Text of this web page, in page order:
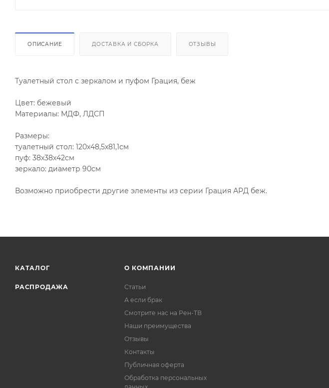
ОПИСАНИЕ ДОСТАВКА И СБОРКА ОТЗЫВЫ
Туалетный стол с зеркалом и пуфом Грация, беж
Цвет: бежевый
Материалы: МДФ, ЛДСП
Размеры:
туалетный стол: 120х48,5х81,1см
пуф: 38х38х42см
зеркало: диаметр 90см
Возможно приобрести другие элементы из серии Грация АРД беж.
КАТАЛОГ
РАСПРОДАЖА
О КОМПАНИИ
Статьи
А если брак
Смотрите нас на Рен-ТВ
Наши преимущества
Отзывы
Контакты
Публичная оферта
Обработка персональных